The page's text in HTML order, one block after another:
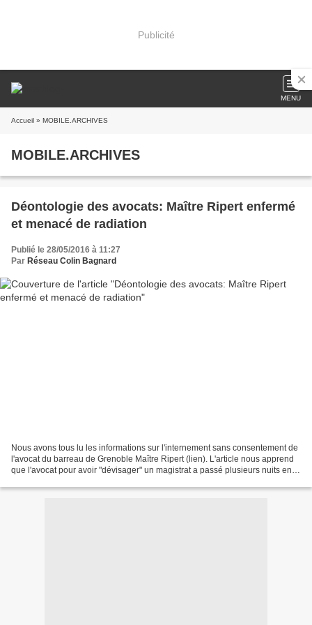
Publicité
MENU
Accueil » MOBILE.ARCHIVES
MOBILE.ARCHIVES
Déontologie des avocats: Maître Ripert enfermé
et menacé de radiation
Publié le 28/05/2016 à 11:27
Par Réseau Colin Bagnard
Nous avons tous lu les informations sur l'internement sans consentement de
l'avocat du barreau de Grenoble Maître Ripert (lien). L'article nous apprend
que l'avocat pour avoir "dévisager" un magistrat a passé plusieurs nuits en